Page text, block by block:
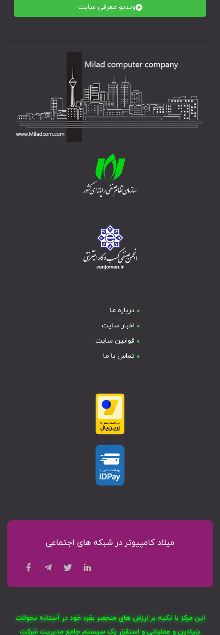
ویدیو معرفی سایت
درباره ما
اخبار سایت
قوانین سایت
تماس با ما
میلاد کامپیوتر در شبکه های اجتماعی
این مرکز با تکیه بر ارزش های منحصر بفرد خود در آستانه تحولات
بنیادین و عملیاتی و استقرار یک سیستم جامع مدیریت شرکت